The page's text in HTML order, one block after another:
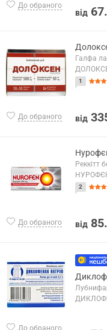
До обраного
від
До обраного
Галфа
1
від
До обраного
Реккітт
2
від
До обраного